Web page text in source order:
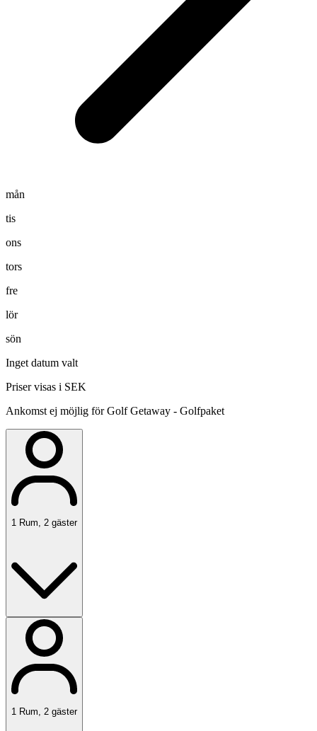
mån
tis
ons
tors
fre
lör
sön
Inget datum valt
Priser visas i SEK
Ankomst ej möjlig för Golf Getaway - Golfpaket
1 Rum, 2 gäster
1 Rum 2 gäster